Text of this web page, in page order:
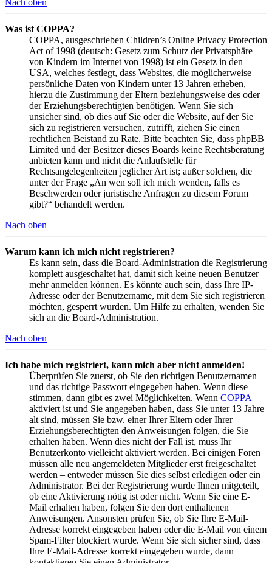
Nach oben
Was ist COPPA?
COPPA, ausgeschrieben Children’s Online Privacy Protection
Act of 1998 (deutsch: Gesetz zum Schutz der Privatsphäre
von Kindern im Internet von 1998) ist ein Gesetz in den
USA, welches festlegt, dass Websites, die möglicherweise
persönliche Daten von Kindern unter 13 Jahren erheben,
hierzu die Zustimmung der Eltern beziehungsweise des oder
der Erziehungsberechtigten benötigen. Wenn Sie sich
unsicher sind, ob dies auf Sie oder die Website, auf der Sie
sich zu registrieren versuchen, zutrifft, ziehen Sie einen
rechtlichen Beistand zu Rate. Bitte beachten Sie, dass phpBB
Limited und der Besitzer dieses Boards keine Rechtsberatung
anbieten kann und nicht die Anlaufstelle für
Rechtsangelegenheiten jeglicher Art ist; außer solchen, die
unter der Frage „An wen soll ich mich wenden, falls es
Beschwerden oder juristische Anfragen zu diesem Forum
gibt?“ behandelt werden.
Nach oben
Warum kann ich mich nicht registrieren?
Es kann sein, dass die Board-Administration die Registrierung
komplett ausgeschaltet hat, damit sich keine neuen Benutzer
mehr anmelden können. Es könnte auch sein, dass Ihre IP-
Adresse oder der Benutzername, mit dem Sie sich registrieren
möchten, gesperrt wurden. Um Hilfe zu erhalten, wenden Sie
sich an die Board-Administration.
Nach oben
Ich habe mich registriert, kann mich aber nicht anmelden!
Überprüfen Sie zuerst, ob Sie den richtigen Benutzernamen
und das richtige Passwort eingegeben haben. Wenn diese
stimmen, dann gibt es zwei Möglichkeiten. Wenn COPPA
aktiviert ist und Sie angegeben haben, dass Sie unter 13 Jahre
alt sind, müssen Sie bzw. einer Ihrer Eltern oder Ihrer
Erziehungsberechtigten den Anweisungen folgen, die Sie
erhalten haben. Wenn dies nicht der Fall ist, muss Ihr
Benutzerkonto vielleicht aktiviert werden. Bei einigen Foren
müssen alle neu angemeldeten Mitglieder erst freigeschaltet
werden – entweder müssen Sie dies selbst erledigen oder ein
Administrator. Bei der Registrierung wurde Ihnen mitgeteilt,
ob eine Aktivierung nötig ist oder nicht. Wenn Sie eine E-
Mail erhalten haben, folgen Sie den dort enthaltenen
Anweisungen. Ansonsten prüfen Sie, ob Sie Ihre E-Mail-
Adresse korrekt eingegeben haben oder die E-Mail von einem
Spam-Filter blockiert wurde. Wenn Sie sich sicher sind, dass
Ihre E-Mail-Adresse korrekt eingegeben wurde, dann